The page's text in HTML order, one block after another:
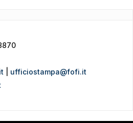
ufficiostampa@fofi.it